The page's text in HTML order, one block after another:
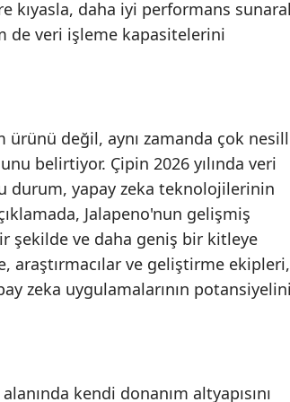
Mersin
Kars
Kastamonu
Kayseri
Kırklareli
Kırşehir
Kütahya
kıyasla, daha iyi performans
de veri işleme kapasitelerini
ürünü değil, aynı zamanda çok
belirtiyor. Çipin 2026 yılında veri
durum, yapay zeka teknolojilerinin
Jalapeno'nun gelişmiş
şekilde ve daha geniş bir kitleye
araştırmacılar ve geliştirme ekipleri,
zeka uygulamalarının potansiyelini
kendi donanım altyapısını